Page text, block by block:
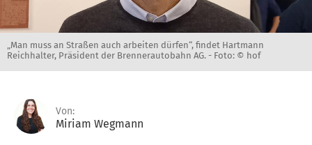
„Man muss an Straßen auch arbeiten dürfen“, findet Hartmann
Reichhalter, Präsident der Brennerautobahn AG. - Foto: © hof
Von:
Miriam Wegmann